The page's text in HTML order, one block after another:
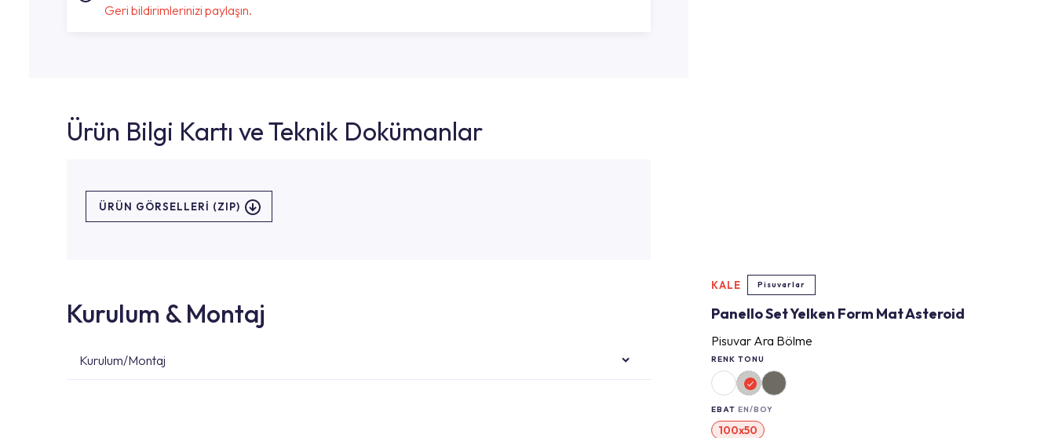
KALE Pisuvarlar
Panello Set Yelken Form Mat Asteroid
Pisuvar Ara Bölme
RENK TONU
EBAT EN/BOY
100x50
Geri bildirimlerinizi paylaşın.
Ürün Bilgi Kartı ve Teknik Dokümanlar
ÜRÜN GÖRSELLERI (ZIP)
Kurulum & Montaj
Kurulum/Montaj